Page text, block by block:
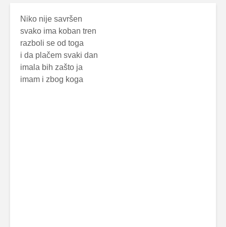
Niko nije savršen
svako ima koban tren
razboli se od toga
i da plačem svaki dan
imala bih zašto ja
imam i zbog koga